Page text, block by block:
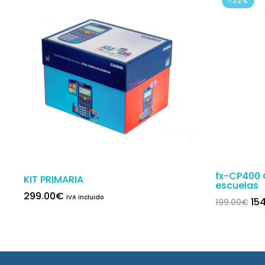
KIT PRIMARIA
299.00€ IVA incluido
fx-CP400
escuelas
199.00€ El